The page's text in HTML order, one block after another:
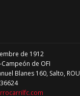
de 1912
de OFI
Blanes 160, Salto, ROU